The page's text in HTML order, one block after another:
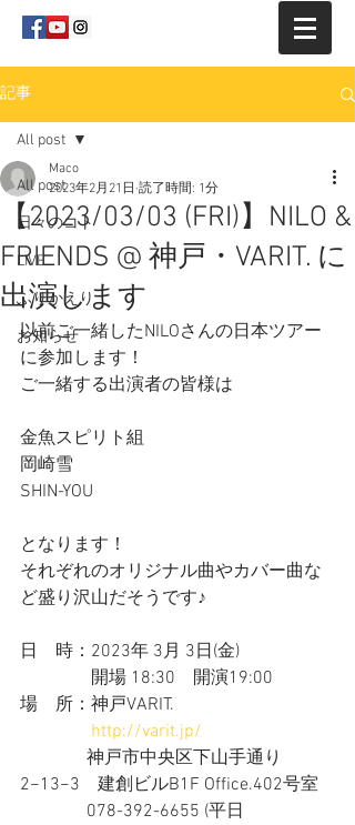
記事
All post
日々のコト
LIVE
ふりかえり
お知らせ
All post
【2023/03/03 (FRI)】NILO &
FRIENDS @ 神戸・VARIT. に
出演します
Maco
2023年2月21日 読了時間: 1分
以前ご一緒したNILOさんの日本ツアー
に参加します！
ご一緒する出演者の皆様は
金魚スピリト組
岡崎雪
SHIN-YOU
となります！
それぞれのオリジナル曲やカバー曲な
ど盛り沢山だそうです♪
日　時：2023年 3月 3日(金)
開場 18:30　開演19:00
場　所：神戸VARIT.
http://varit.jp/
2−13−3　建創ビルB1F Office.402号室